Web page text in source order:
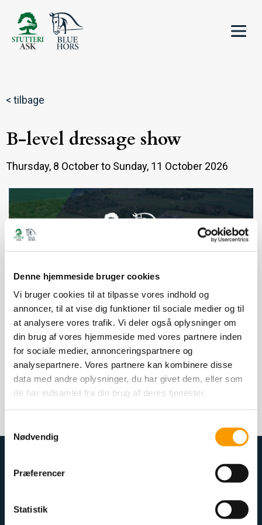
Denne hjemmeside bruger cookies
Vi bruger cookies til at tilpasse vores indhold og
annoncer, til at vise dig funktioner til sociale medier og til
at analysere vores trafik. Vi deler også oplysninger om
din brug af vores hjemmeside med vores partnere inden
for sociale medier, annonceringspartnere og
analysepartnere. Vores partnere kan kombinere disse
data med andre oplysninger, du har givet dem, eller som
de har indsamlet fra din brug af deres tjenester.
Nødvendig
Præferencer
Statistik
< tilbage
B-level dressage show
Thursday, 8 October to Sunday, 11 October 2026
More info to follow
< tilbage
Del artiklen